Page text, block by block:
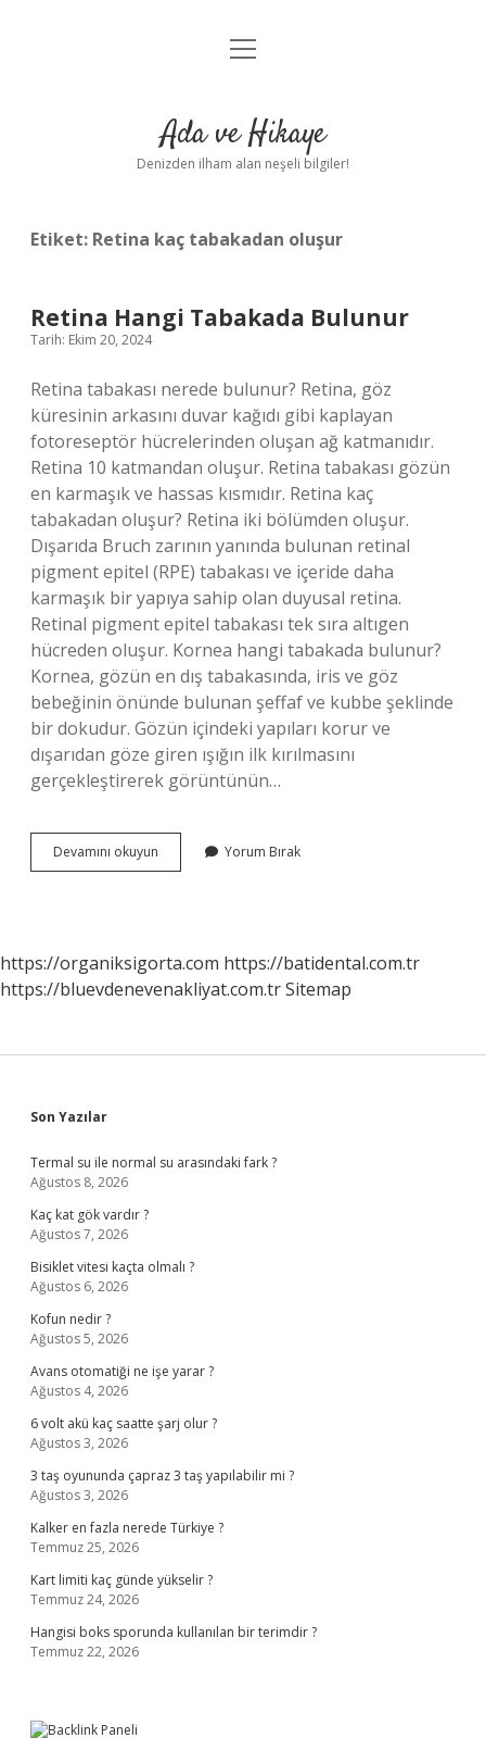
Anasayfa
Yasal Uyarı
menüyü
Ada ve Hikaye
Denizden ilham alan neşeli bilgiler!
Etiket: Retina kaç tabakadan oluşur
Retina Hangi Tabakada Bulunur
Tarih: Ekim 20, 2024
Retina tabakası nerede bulunur? Retina, göz
küresinin arkasını duvar kağıdı gibi kaplayan
fotoreseptör hücrelerinden oluşan ağ katmanıdır.
Retina 10 katmandan oluşur. Retina tabakası gözün
en karmaşık ve hassas kısmıdır. Retina kaç
tabakadan oluşur? Retina iki bölümden oluşur.
Dışarıda Bruch zarının yanında bulunan retinal
pigment epitel (RPE) tabakası ve içeride daha
karmaşık bir yapıya sahip olan duyusal retina.
Retinal pigment epitel tabakası tek sıra altıgen
hücreden oluşur. Kornea hangi tabakada bulunur?
Kornea, gözün en dış tabakasında, iris ve göz
bebeğinin önünde bulunan şeffaf ve kubbe şeklinde
bir dokudur. Gözün içindeki yapıları korur ve
dışarıdan göze giren ışığın ilk kırılmasını
gerçekleştirerek görüntünün…
Devamını okuyun
Hangi
Yorum Bırak
https://organiksigorta.com https://batidental.com.tr
https://bluevdenevenakliyat.com.trSitemap
Sidebar
Son Yazılar
Termal su ile normal su arasındaki fark ?
Ağustos 8, 2026
Kaç kat gök vardır ?
Ağustos 7, 2026
Bisiklet vitesi kaçta olmalı ?
Ağustos 6, 2026
Kofun nedir ?
Ağustos 5, 2026
Avans otomatiği ne işe yarar ?
Ağustos 4, 2026
6 volt akü kaç saatte şarj olur ?
Ağustos 3, 2026
3 taş oyununda çapraz 3 taş yapılabilir mi ?
Ağustos 3, 2026
Kalker en fazla nerede Türkiye ?
Temmuz 25, 2026
Kart limiti kaç günde yükselir ?
Temmuz 24, 2026
Hangisi boks sporunda kullanılan bir terimdir ?
Temmuz 22, 2026